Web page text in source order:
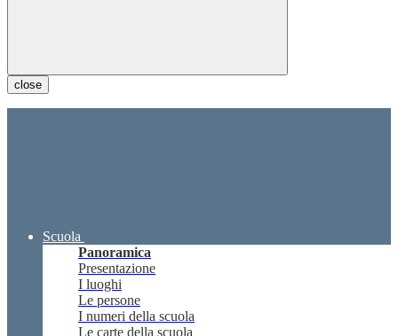
close
Scuola
Panoramica
Presentazione
I luoghi
Le persone
I numeri della scuola
Le carte della scuola